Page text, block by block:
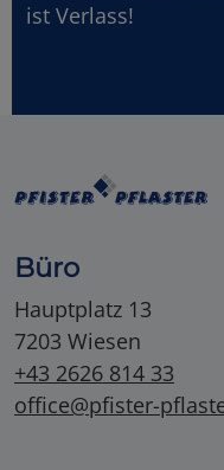
ist Verlass!
Büro
Hauptplatz 13
7203 Wiesen
+43 2626 814 33
office@pfister-